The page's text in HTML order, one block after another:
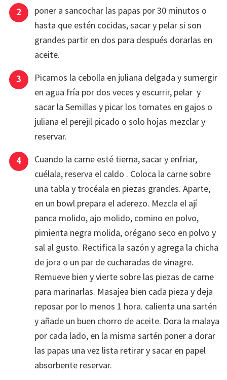
poner a sancochar las papas por 30 minutos o
hasta que estén cocidas, sacar y pelar si son
grandes partir en dos para después dorarlas en
aceite.
Picamos la cebolla en juliana delgada y sumergir
en agua fría por dos veces y escurrir, pelar y
sacar la Semillas y picar los tomates en gajos o
juliana el perejil picado o solo hojas mezclar y
reservar.
Cuando la carne esté tierna, sacar y enfriar,
cuélala, reserva el caldo . Coloca la carne sobre
una tabla y trocéala en piezas grandes. Aparte,
en un bowl prepara el aderezo. Mezcla el ají
panca molido, ajo molido, comino en polvo,
pimienta negra molida, orégano seco en polvo y
sal al gusto. Rectifica la sazón y agrega la chicha
de jora o un par de cucharadas de vinagre.
Remueve bien y vierte sobre las piezas de carne
para marinarlas. Masajea bien cada pieza y deja
reposar por lo menos 1 hora. calienta una sartén
y añade un buen chorro de aceite. Dora la malaya
por cada lado, en la misma sartén poner a dorar
las papas una vez lista retirar y sacar en papel
absorbente reservar.